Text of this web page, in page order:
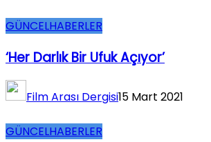
GÜNCELHABERLER
‘Her Darlık Bir Ufuk Açıyor’
Film Arası Dergisi15 Mart 2021
GÜNCELHABERLER